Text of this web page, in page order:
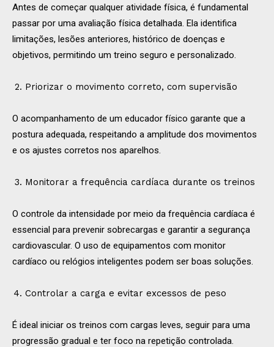
Antes de começar qualquer atividade física, é fundamental
passar por uma avaliação física detalhada. Ela identifica
limitações, lesões anteriores, histórico de doenças e
objetivos, permitindo um treino seguro e personalizado.
Priorizar o movimento correto, com supervisão
O acompanhamento de um educador físico garante que a
postura adequada, respeitando a amplitude dos movimentos
e os ajustes corretos nos aparelhos.
Monitorar a frequência cardíaca durante os treinos
O controle da intensidade por meio da frequência cardíaca é
essencial para prevenir sobrecargas e garantir a segurança
cardiovascular. O uso de equipamentos com monitor
cardíaco ou relógios inteligentes podem ser boas soluções.
Controlar a carga e evitar excessos de peso
É ideal iniciar os treinos com cargas leves, seguir para uma
progressão gradual e ter foco na repetição controlada.